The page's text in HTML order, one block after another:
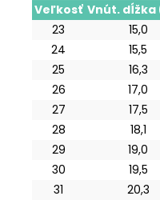
Veľkosť Vnút. dĺžka
23
15,0
24
15,5
25
16,3
26
17,0
27
17,5
28
18,1
29
19,0
30
19,5
31
20,3